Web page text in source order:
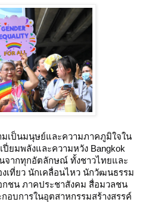
เป็นมนุษย์และความภาคภูมิใจใน
ยมพลังและความหวัง Bangkok
จากทุกอัตลักษณ์ ทั้งชาวไทยและ
เที่ยว นักเคลื่อนไหว นักวัฒนธรรม
กชน ภาคประชาสังคม สื่อมวลชน
อบการในอุตสาหกรรมสร้างสรรค์